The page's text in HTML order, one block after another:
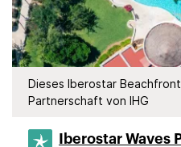
Dieses Iberostar
Partnerschaft von IHG
Iberostar Waves